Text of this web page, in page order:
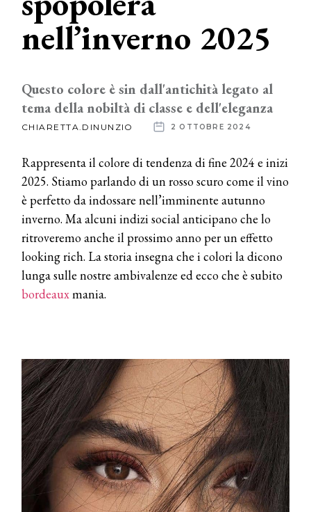
News
aziende
nell’inverno 2025
Questo colore è sin dall'antichità legato al
tema della nobiltà di classe e dell'eleganza
CHIARETTA.DINUNZIO 2 OTTOBRE 2024
Rappresenta il colore di tendenza di fine 2024 e inizi
2025. Stiamo parlando di un rosso scuro come il vino
è perfetto da indossare nell’imminente autunno
inverno. Ma alcuni indizi social anticipano che lo
ritroveremo anche il prossimo anno per un effetto
looking rich. La storia insegna che i colori la dicono
lunga sulle nostre ambivalenze ed ecco che è subito
bordeauxmania.